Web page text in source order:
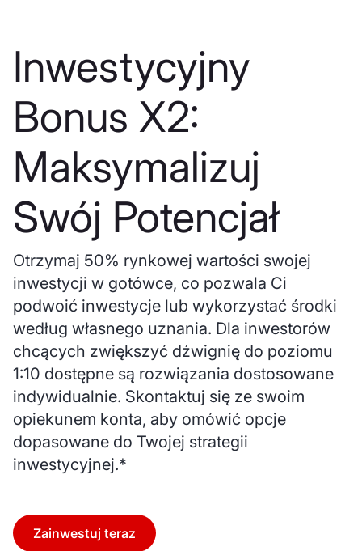
Inwestycyjny
Bonus X2:
Maksymalizuj
Swój Potencjał
Otrzymaj 50% rynkowej wartości swojej
inwestycji w gotówce, co pozwala Ci
podwoić inwestycje lub wykorzystać środki
według własnego uznania. Dla inwestorów
chcących zwiększyć dźwignię do poziomu
1:10 dostępne są rozwiązania dostosowane
indywidualnie. Skontaktuj się ze swoim
opiekunem konta, aby omówić opcje
dopasowane do Twojej strategii
inwestycyjnej.*
Zainwestuj teraz